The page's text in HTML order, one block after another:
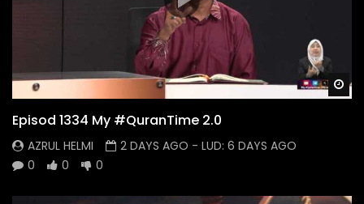
Episod 1334 My #QuranTime 2.0
AZRUL HELMI 2 DAYS AGO - LUD: 6 DAYS AGO
0
0 0